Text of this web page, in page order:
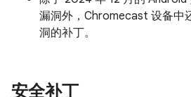
漏洞外，Chromecast 设备中
洞的补丁。
安全补丁